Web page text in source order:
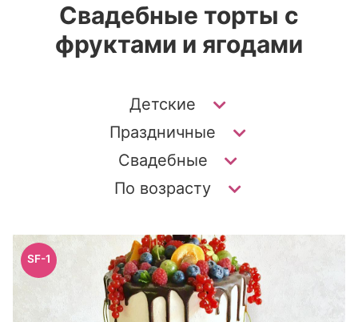
Свадебные торты с
фруктами и ягодами
Детские
Праздничные
Свадебные
По возрасту
SF-1